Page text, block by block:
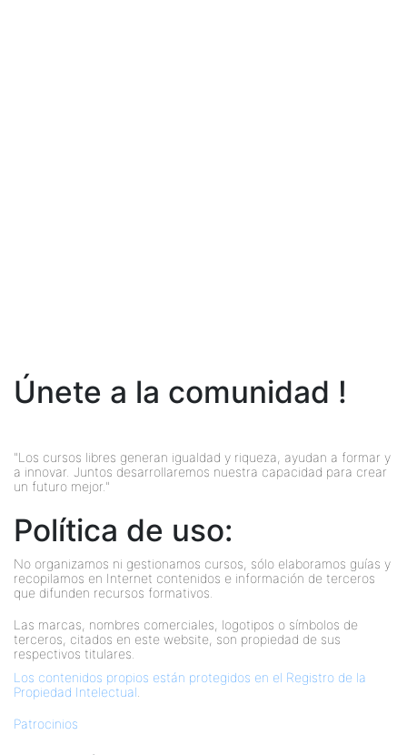
Únete a la comunidad !
"Los cursos libres generan igualdad y riqueza, ayudan a formar y
a innovar. Juntos desarrollaremos nuestra capacidad para crear
un futuro mejor."
Política de uso:
No organizamos ni gestionamos cursos, sólo elaboramos guías y
recopilamos en Internet contenidos e información de terceros
que difunden recursos formativos.
Las marcas, nombres comerciales, logotipos o símbolos de
terceros, citados en este website, son propiedad de sus
respectivos titulares.
Los contenidos propios están protegidos en el Registro de la
Propiedad Intelectual
Patrocinios